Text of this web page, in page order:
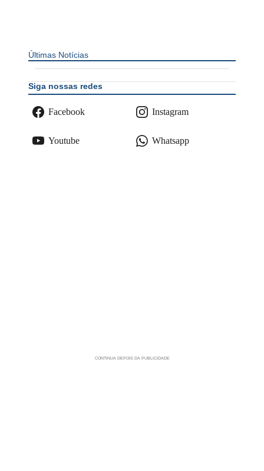
Últimas Notícias
Siga nossas redes
Facebook Instagram
Youtube Whatsapp